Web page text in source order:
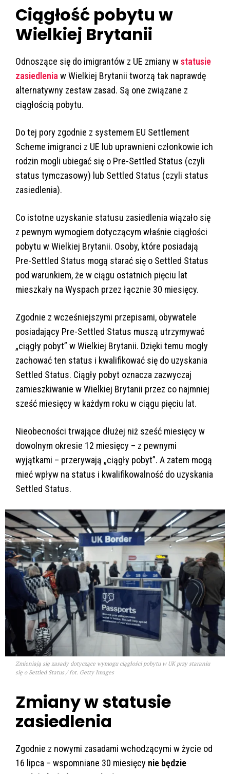
Ciągłość pobytu w
Wielkiej Brytanii
Odnoszące się do imigrantów z UE zmiany wstatusie
zasiedleniaw Wielkiej Brytanii tworzą tak naprawdę
alternatywny zestaw zasad. Są one związane z
ciągłością pobytu.
Do tej pory zgodnie z systemem EU Settlement
Scheme imigranci z UE lub uprawnieni członkowie ich
rodzin mogli ubiegać się o Pre-Settled Status (czyli
status tymczasowy) lub Settled Status (czyli status
zasiedlenia).
Co istotne uzyskanie statusu zasiedlenia wiązało się
z pewnym wymogiem dotyczącym właśnie ciągłości
pobytu w Wielkiej Brytanii. Osoby, które posiadają
Pre-Settled Status mogą starać się o Settled Status
pod warunkiem, że w ciągu ostatnich pięciu lat
mieszkały na Wyspach przez łącznie 30 miesięcy.
Zgodnie z wcześniejszymi przepisami, obywatele
posiadający Pre-Settled Status muszą utrzymywać
„ciągły pobyt” w Wielkiej Brytanii. Dzięki temu mogły
zachować ten status i kwalifikować się do uzyskania
Settled Status. Ciągły pobyt oznacza zazwyczaj
zamieszkiwanie w Wielkiej Brytanii przez co najmniej
sześć miesięcy w każdym roku w ciągu pięciu lat.
Nieobecności trwające dłużej niż sześć miesięcy w
dowolnym okresie 12 miesięcy – z pewnymi
wyjątkami – przerywają „ciągły pobyt”. A zatem mogą
mieć wpływ na status i kwalifikowalność do uzyskania
Settled Status.
Zmieniają się zasady dotyczące wymogu ciągłości pobytu w UK przy staraniu
się o Settled Status / fot. Getty Images
Zmiany w statusie
zasiedlenia
Zgodnie z nowymi zasadami wchodzącymi w życie od
16 lipca – wspomniane 30 miesięcy nie będzie